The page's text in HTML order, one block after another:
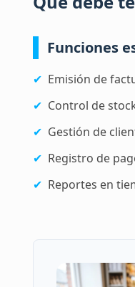
Funciones
✔ Emisión de
✔ Control de
✔ Gestión de
✔ Registro de
✔ Reportes en